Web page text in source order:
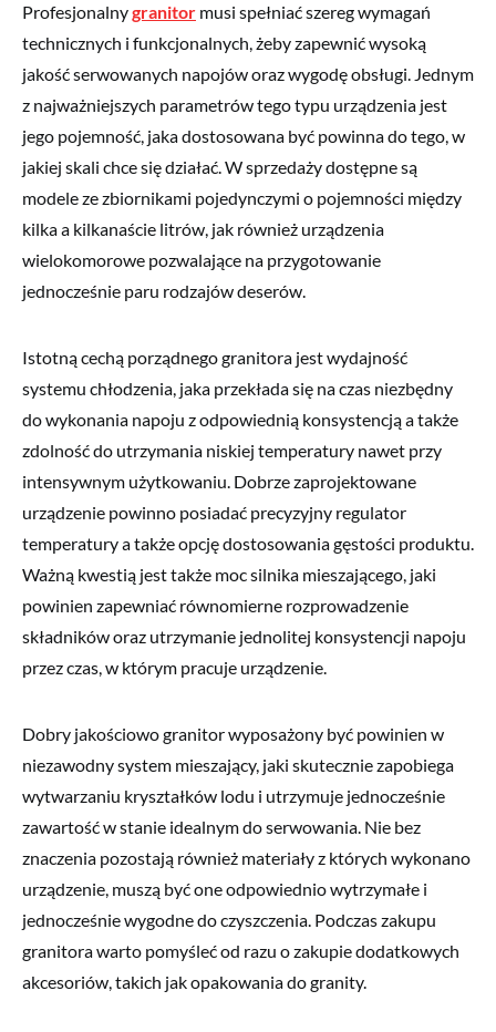
Profesjonalnygranitor musi spełniać szereg wymagań
technicznych i funkcjonalnych, żeby zapewnić wysoką
jakość serwowanych napojów oraz wygodę obsługi. Jednym
z najważniejszych parametrów tego typu urządzenia jest
jego pojemność, jaka dostosowana być powinna do tego, w
jakiej skali chce się działać. W sprzedaży dostępne są
modele ze zbiornikami pojedynczymi o pojemności między
kilka a kilkanaście litrów, jak również urządzenia
wielokomorowe pozwalające na przygotowanie
jednocześnie paru rodzajów deserów.
Istotną cechą porządnego granitora jest wydajność
systemu chłodzenia, jaka przekłada się na czas niezbędny
do wykonania napoju z odpowiednią konsystencją a także
zdolność do utrzymania niskiej temperatury nawet przy
intensywnym użytkowaniu. Dobrze zaprojektowane
urządzenie powinno posiadać precyzyjny regulator
temperatury a także opcję dostosowania gęstości produktu.
Ważną kwestią jest także moc silnika mieszającego, jaki
powinien zapewniać równomierne rozprowadzenie
składników oraz utrzymanie jednolitej konsystencji napoju
przez czas, w którym pracuje urządzenie.
Dobry jakościowo granitor wyposażony być powinien w
niezawodny system mieszający, jaki skutecznie zapobiega
wytwarzaniu kryształków lodu i utrzymuje jednocześnie
zawartość w stanie idealnym do serwowania. Nie bez
znaczenia pozostają również materiały z których wykonano
urządzenie, muszą być one odpowiednio wytrzymałe i
jednocześnie wygodne do czyszczenia. Podczas zakupu
granitora warto pomyśleć od razu o zakupie dodatkowych
akcesoriów, takich jak opakowania do granity.